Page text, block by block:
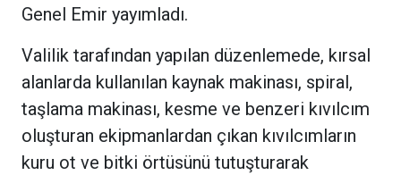
Genel Emir yayımladı.
Valilik tarafından yapılan düzenlemede, kırsal
alanlarda kullanılan kaynak makinası, spiral,
taşlama makinası, kesme ve benzeri kıvılcım
oluşturan ekipmanlardan çıkan kıvılcımların
kuru ot ve bitki örtüsünü tutuşturarak